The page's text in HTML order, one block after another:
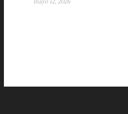
mayo 12, 2026